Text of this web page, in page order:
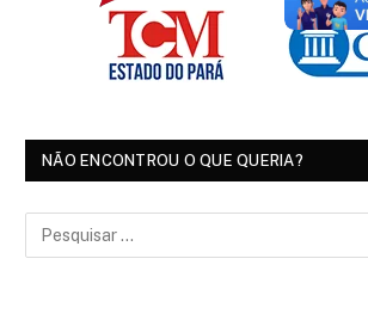
NÃO ENCONTROU O QUE QUERIA?